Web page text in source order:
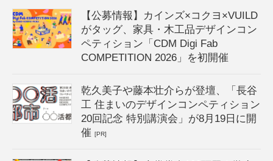
【公募情報】カインズ×コクヨ×VUILD
がタッグ、家具・木工品デザインコン
ペティション「CDM Digi Fab
COMPETITION 2026」を初開催
乾久美子や藤本壮介らが登壇、「長谷
工 住まいのデザインコンペティション
20回記念 特別講演会」が8月19日に開
催[PR]